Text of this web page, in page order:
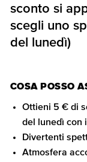
sconto si
scegli uno
del lunedì)
COSA POSSO
Ottieni 5 € di
del lunedì con
Divertenti
Atmosfera